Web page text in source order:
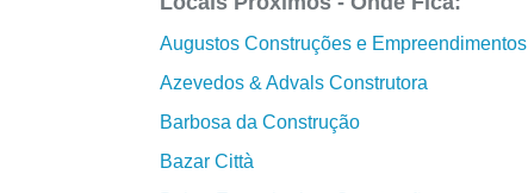
Augustos Construções e Empreendimentos
Azevedos & Advals Construtora
Barbosa da Construção
Bazar Città